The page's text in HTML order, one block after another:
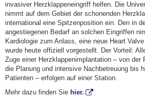
invasiver Herzklappeneingriff helfen. Die
nimmt auf dem Gebiet der schonenden
international eine Spitzenposition ein. Den in
angestiegenen Bedarf an solchen Eingriffen
Kardiologie zum Anlass, eine neue Heart
wurde heute offiziell vorgestellt. Der Vorteil:
Zuge einer Herzklappenimplantation – von der
die Planung und intensive Nachbetreuung bis
Patienten – erfolgen auf einer Station.
Mehr dazu finden Sie hier.